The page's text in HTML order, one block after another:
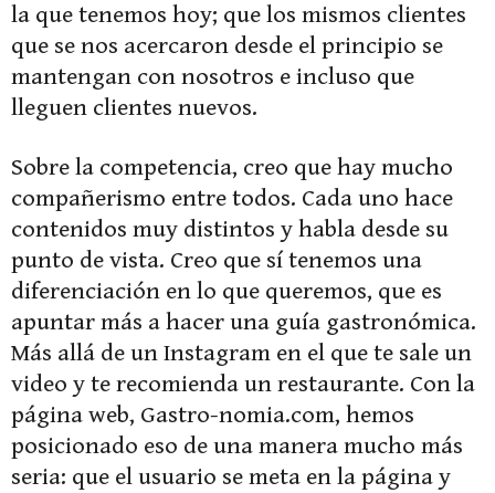
la que tenemos hoy; que los mismos clientes
que se nos acercaron desde el principio se
mantengan con nosotros e incluso que
lleguen clientes nuevos.
Sobre la competencia, creo que hay mucho
compañerismo entre todos. Cada uno hace
contenidos muy distintos y habla desde su
punto de vista. Creo que sí tenemos una
diferenciación en lo que queremos, que es
apuntar más a hacer una guía gastronómica.
Más allá de un Instagram en el que te sale un
video y te recomienda un restaurante. Con la
página web, Gastro-nomia.com, hemos
posicionado eso de una manera mucho más
seria: que el usuario se meta en la página y